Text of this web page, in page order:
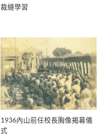
裁縫學習
1936內山前任校長胸像揭幕儀
式